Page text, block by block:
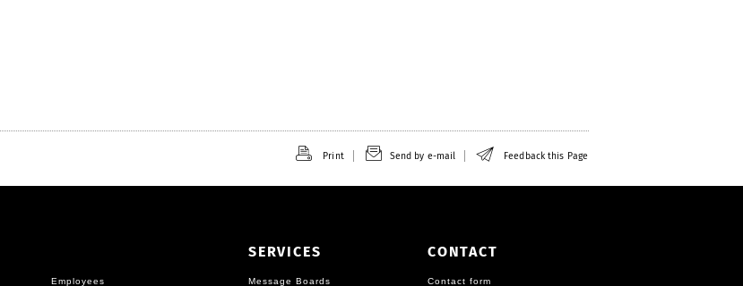
Print Send by e-mail Feedback this Page
Employees
SERVICES
Message Boards
CONTACT
Contact form